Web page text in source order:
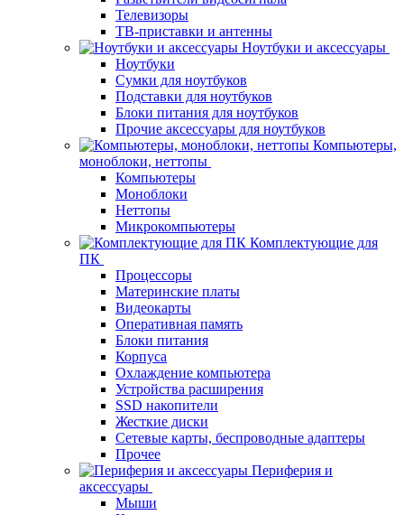
Телевизоры
ТВ-приставки и антенны
Ноутбуки и аксессуары
Ноутбуки
Сумки для ноутбуков
Подставки для ноутбуков
Блоки питания для ноутбуков
Прочие аксессуары для ноутбуков
Компьютеры,
моноблоки, неттопы
Компьютеры
Моноблоки
Неттопы
Микрокомпьютеры
Комплектующие для
ПК
Процессоры
Материнские платы
Видеокарты
Оперативная память
Блоки питания
Корпуса
Охлаждение компьютера
Устройства расширения
SSD накопители
Жесткие диски
Сетевые карты, беспроводные адаптеры
Прочее
Периферия и
аксессуары
Мыши